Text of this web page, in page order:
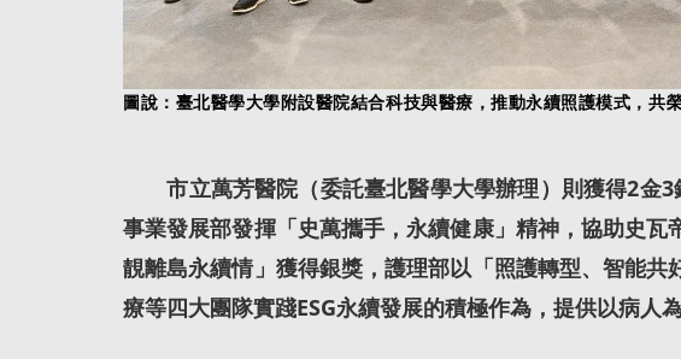
圖說：臺北醫學大學附設醫院結合科技與醫療，推動永續照護模式，共榮
市立萬芳醫院（委託臺北醫學大學辦理）則獲得2金3
事業發展部發揮「史萬攜手，永續健康」精神，協助史
靚離島永續情」獲得銀獎，護理部以「照護轉型、智能
療等四大團隊實踐ESG永續發展的積極作為，提供以病人